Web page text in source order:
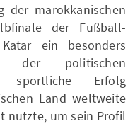
der marokkanischen
der Fußball-
ein besonders
der politischen
sportliche Erfolg
Land weltweite
nutzte, um sein Profil